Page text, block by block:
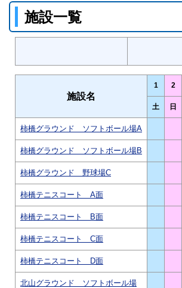
施設一覧
施設名
1 2
土 日
柿橋グラウンド ソフトボール場A
柿橋グラウンド ソフトボール場B
柿橋グラウンド 野球場C
柿橋テニスコート A面
柿橋テニスコート B面
柿橋テニスコート C面
柿橋テニスコート D面
北山グラウンド ソフトボール場